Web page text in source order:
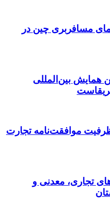
مسافربری چین در
همایش بین‌المللی
موافقت‌نامه تجارت
تجاری، معدنی و